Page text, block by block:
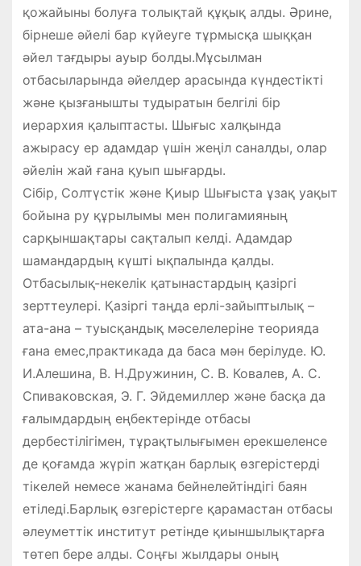
қожайыны болуға толықтай құқық алды. Әрине,
бірнеше әйелі бар күйеуге тұрмысқа шыққан
әйел тағдыры ауыр болды.Мұсылман
отбасыларында әйелдер арасында күндестікті
және қызғанышты тудыратын белгілі бір
иерархия қалыптасты. Шығыс халқында
ажырасу ер адамдар үшін жеңіл саналды, олар
әйелін жай ғана қуып шығарды.
Сібір, Солтүстік және Қиыр Шығыста ұзақ уақыт
бойына ру құрылымы мен полигамияның
сарқыншақтары сақталып келді. Адамдар
шамандардың күшті ықпалында қалды.
Отбасылық-некелік қатынастардың қазіргі
зерттеулері. Қазіргі таңда ерлі-зайыптылық –
ата-ана – туысқандық мәселелеріне теорияда
ғана емес,практикада да баса мән берілуде. Ю.
И.Алешина, В. Н.Дружинин, С. В. Ковалев, А. С.
Спиваковская, Э. Г. Эйдемиллер және басқа да
ғалымдардың еңбектерінде отбасы
дербестілігімен, тұрақтылығымен ерекшеленсе
де қоғамда жүріп жатқан барлық өзгерістерді
тікелей немесе жанама бейнелейтіндігі баян
етіледі.Барлық өзгерістерге қарамастан отбасы
әлеуметтік институт ретінде қиыншылықтарға
төтеп бере алды. Соңғы жылдары оның